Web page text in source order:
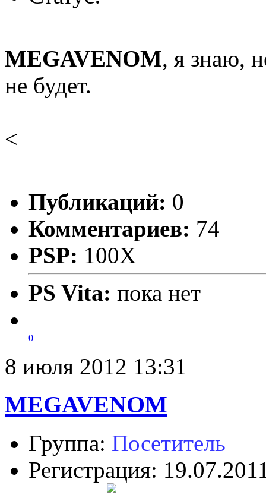
MEGAVENOM, я знаю,
не будет.
<
Публикаций: 0
Комментариев: 74
PSP: 100X
PS Vita: пока нет
0
8 июля 2012 13:31
MEGAVENOM
Группа: Посетитель
Регистрация: